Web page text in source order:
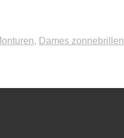
, Dames zonnebrillen